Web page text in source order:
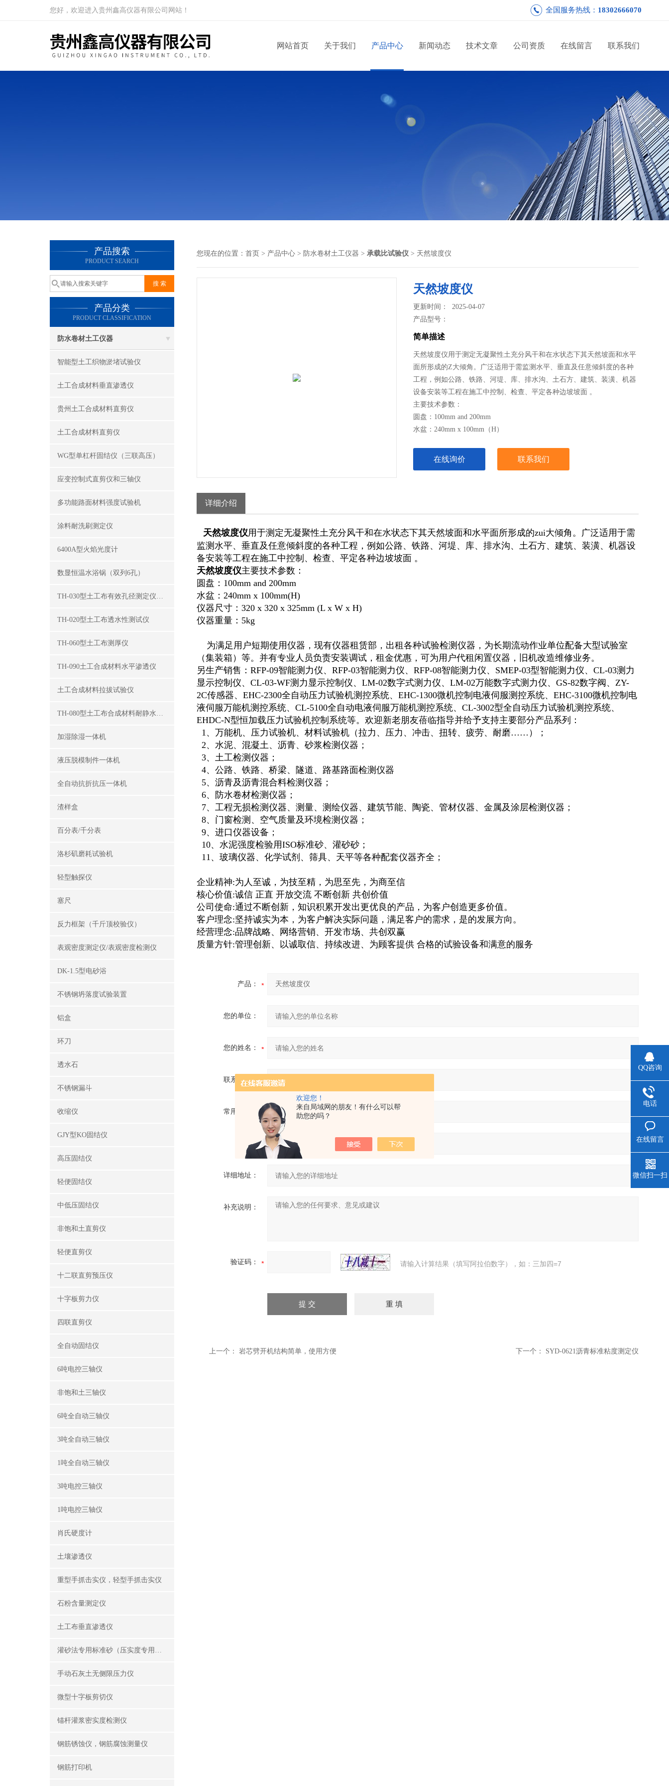
欢迎您！
来自局域网的朋友！有什么可以帮
助您的吗？
您好，欢迎进入贵州鑫高仪器有限公司网站！ 全国服务热线： 18302666070
网站首页 关于我们 产品中心 新闻动态 技术文章 公司资质 在线留言 联系我们
产品搜索
PRODUCT SEARCH
产品分类
PRODUCT CLASSIFICATION
防水卷材土工仪器
智能型土工织物淤堵试验仪
土工合成材料垂直渗透仪
贵州土工合成材料直剪仪
土工合成材料直剪仪
WG型单杠杆固结仪（三联高压）
应变控制式直剪仪和三轴仪
多功能路面材料强度试验机
涂料耐洗刷测定仪
6400A型火焰光度计
数显恒温水浴锅（双列6孔）
TH-030型土工布有效孔径测定仪（湿筛法）
TH-020型土工布透水性测试仪
TH-060型土工布测厚仪
TH-090土工合成材料水平渗透仪
土工合成材料拉拔试验仪
TH-080型土工布合成材料耐静水压测定仪
加湿除湿一体机
液压脱模制件一体机
全自动抗折抗压一体机
渣样盒
百分表/千分表
洛杉矶磨耗试验机
轻型触探仪
塞尺
反力框架（千斤顶校验仪）
表观密度测定仪/表观密度检测仪
DK-1.5型电砂浴
不锈钢坍落度试验装置
铝盒
环刀
透水石
不锈钢漏斗
收缩仪
GJY型KO固结仪
高压固结仪
轻便固结仪
中低压固结仪
非饱和土直剪仪
轻便直剪仪
十二联直剪预压仪
十字板剪力仪
四联直剪仪
全自动固结仪
6吨电控三轴仪
非饱和土三轴仪
6吨全自动三轴仪
3吨全自动三轴仪
1吨全自动三轴仪
3吨电控三轴仪
1吨电控三轴仪
肖氏硬度计
土壤渗透仪
重型手抓击实仪，轻型手抓击实仪
石粉含量测定仪
土工布垂直渗透仪
灌砂法专用标准砂（压实度专用砂）
手动石灰土无侧限压力仪
微型十字板剪切仪
锚杆灌浆密实度检测仪
钢筋锈蚀仪，钢筋腐蚀测量仪
钢筋打印机
您现在的位置： 首页 > 产品中心 > 防水卷材土工仪器 > 承载比试验仪 > 天然坡度仪
天然坡度仪
更新时间： 2025-04-07
产品型号：
简单描述
天然坡度仪用于测定无凝聚性土充分风干和在水状态下其天然坡面和水平
面所形成的Z大倾角。广泛适用于需监测水平、垂直及任意倾斜度的各种
工程，例如公路、铁路、河堤、库、排水沟、土石方、建筑、装潢、机器
设备安装等工程在施工中控制、检查、平定各种边坡坡面 。
主要技术参数：
圆盘：100mm and 200mm
水盆：240mm x 100mm（H）
在线询价 联系我们
详细介绍
天然坡度仪用于测定无凝聚性土充分风干和在水状态下其天然坡面和水平面所形成的zui大倾角。广泛适用于需
监测水平、垂直及任意倾斜度的各种工程，例如公路、铁路、河堤、库、排水沟、土石方、建筑、装潢、机器设
备安装等工程在施工中控制、检查、平定各种边坡坡面 。
天然坡度仪主要技术参数：
圆盘：100mm and 200mm
水盆：240mm x 100mm(H)
仪器尺寸：320 x 320 x 325mm (L x W x H)
仪器重量：5kg
为满足用户短期使用仪器，现有仪器租赁部，出租各种试验检测仪器，为长期流动作业单位配备大型试验室
（集装箱）等。并有专业人员负责安装调试，租金优惠，可为用户代租闲置仪器，旧机改造维修业务。
另生产销售：RFP-09智能测力仪、RFP-03智能测力仪、RFP-08智能测力仪、SMEP-03型智能测力仪、CL-03测力
显示控制仪、CL-03-WF测力显示控制仪、LM-02数字式测力仪、LM-02万能数字式测力仪、GS-82数字阀、ZY-
2C传感器、EHC-2300全自动压力试验机测控系统、EHC-1300微机控制电液伺服测控系统、EHC-3100微机控制电
液伺服万能机测控系统、CL-5100全自动电液伺服万能机测控系统、CL-3002型全自动压力试验机测控系统、
EHDC-N型恒加载压力试验机控制系统等。欢迎新老朋友蓓临指导并给予支持主要部分产品系列：
1、万能机、压力试验机、材料试验机（拉力、压力、冲击、扭转、疲劳、耐磨……）；
2、水泥、混凝土、沥青、砂浆检测仪器；
3、土工检测仪器；
4、公路、铁路、桥梁、隧道、路基路面检测仪器
5、沥青及沥青混合料检测仪器；
6、防水卷材检测仪器；
7、工程无损检测仪器、测量、测绘仪器、建筑节能、陶瓷、管材仪器、金属及涂层检测仪器；
8、门窗检测、空气质量及环境检测仪器；
9、进口仪器设备；
10、水泥强度检验用ISO标准砂、灌砂砂；
11、玻璃仪器、化学试剂、筛具、天平等各种配套仪器齐全；
企业精神:为人至诚，为技至精，为思至先，为商至信
核心价值:诚信 正直 开放交流 不断创新 共创价值
公司使命:通过不断创新，知识积累开发出更优良的产品，为客户创造更多价值。
客户理念:坚持诚实为本，为客户解决实际问题，满足客户的需求，是的发展方向。
经营理念:品牌战略、网络营销、开发市场、共创双赢
质量方针:管理创新、以诚取信、持续改进、为顾客提供 合格的试验设备和满意的服务
产品：
您的单位：
您的姓名：
联系电话：
常用邮箱：
省份：
详细地址：
补充说明：
验证码： 请输入计算结果（填写阿拉伯数字），如：三加四=7
上一个： 岩芯劈开机结构简单，使用方便 下一个： SYD-0621沥青标准粘度测定仪
QQ咨询
电话
在线留言
微信扫一扫